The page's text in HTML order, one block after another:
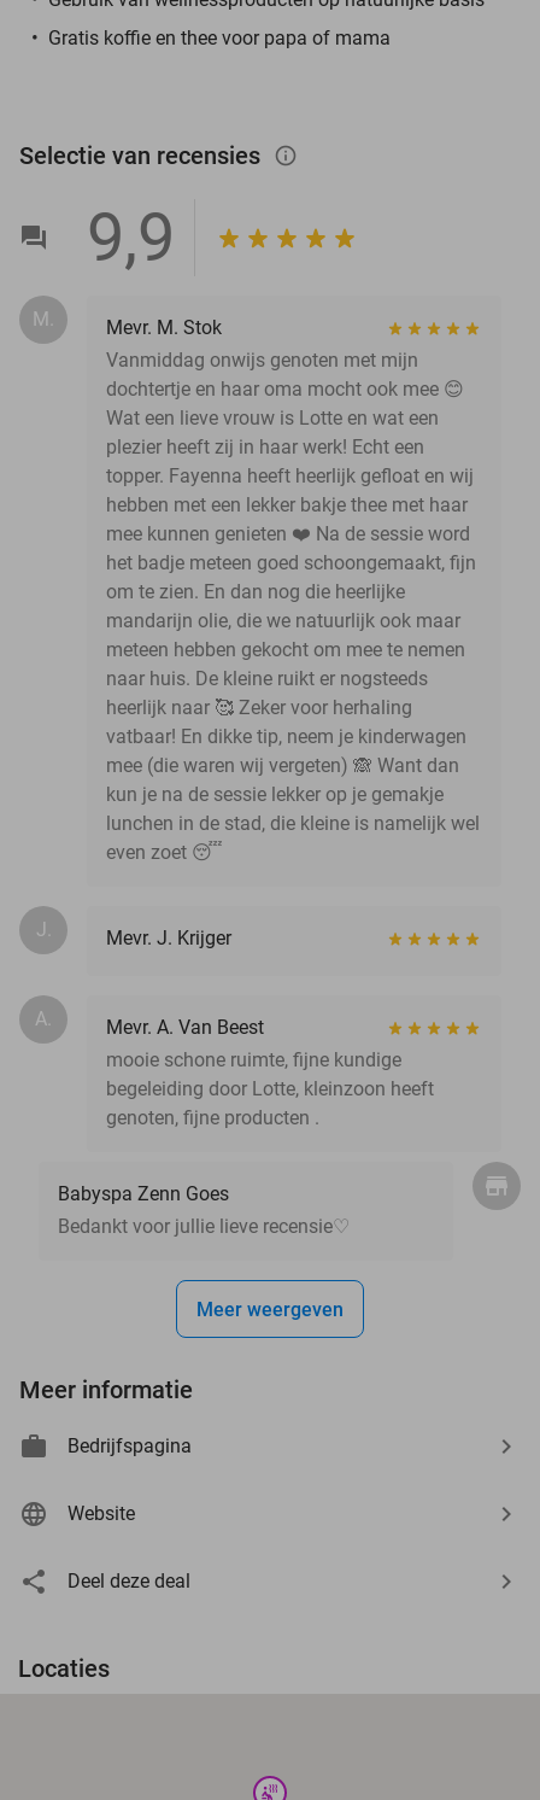
Gratis koffie en thee voor papa of mama
Selectie van recensies info_outlined
9,9
M.
Mevr. M. Stok
Vanmiddag onwijs genoten met mijn
dochtertje en haar oma mocht ook mee 😊
Wat een lieve vrouw is Lotte en wat een
plezier heeft zij in haar werk! Echt een
topper. Fayenna heeft heerlijk gefloat en wij
hebben met een lekker bakje thee met haar
mee kunnen genieten ❤️ Na de sessie word
het badje meteen goed schoongemaakt, fijn
om te zien. En dan nog die heerlijke
mandarijn olie, die we natuurlijk ook maar
meteen hebben gekocht om mee te nemen
naar huis. De kleine ruikt er nogsteeds
heerlijk naar 🥰 Zeker voor herhaling
vatbaar! En dikke tip, neem je kinderwagen
mee (die waren wij vergeten) 🙈 Want dan
kun je na de sessie lekker op je gemakje
lunchen in de stad, die kleine is namelijk wel
even zoet 😴
J. Mevr. J. Krijger
A.
Mevr. A. Van Beest
mooie schone ruimte, fijne kundige
begeleiding door Lotte, kleinzoon heeft
genoten, fijne producten .
Babyspa Zenn Goes
Bedankt voor jullie lieve recensie♡
Meer weergeven
Meer informatie
Bedrijfspagina
Website
Deel deze deal
Locaties
wellness